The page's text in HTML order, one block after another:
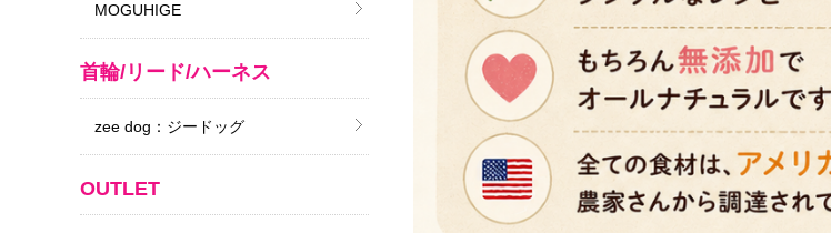
MOGUHIGE
首輪/リード/ハーネス
zee dog：ジードッグ
OUTLET